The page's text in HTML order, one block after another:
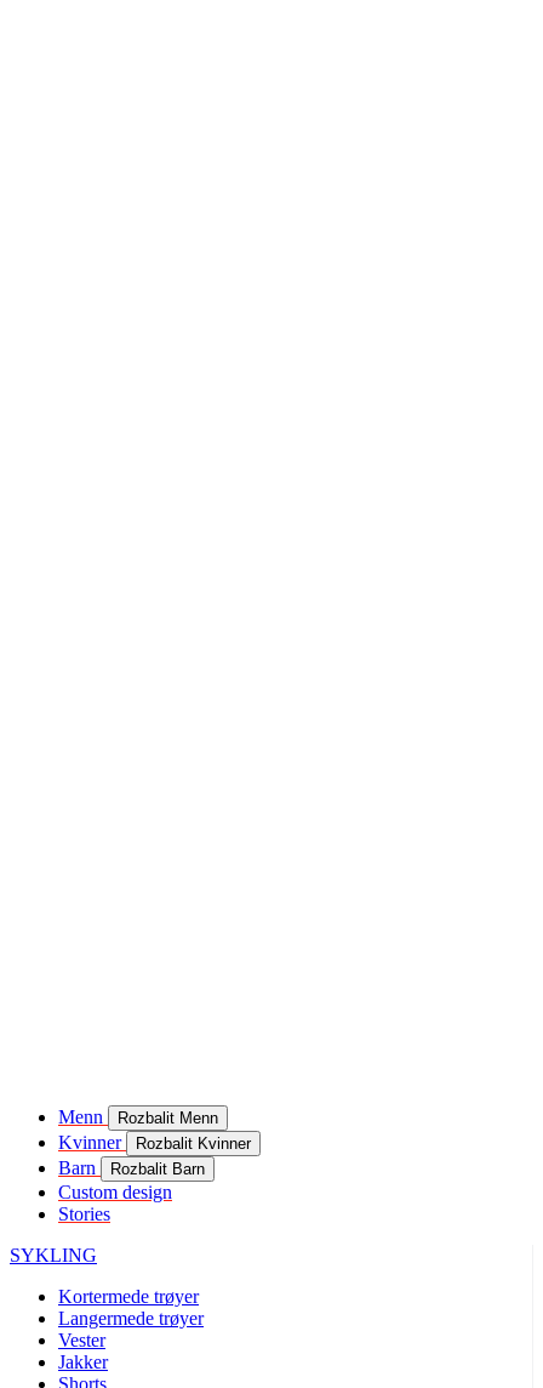
Menn Rozbalit Menn
Kvinner Rozbalit Kvinner
Barn Rozbalit Barn
Custom design
Stories
SYKLING
Kortermede trøyer
Langermede trøyer
Vester
Jakker
Shorts